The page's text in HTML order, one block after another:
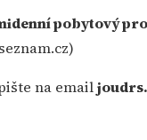
pobytový
na email